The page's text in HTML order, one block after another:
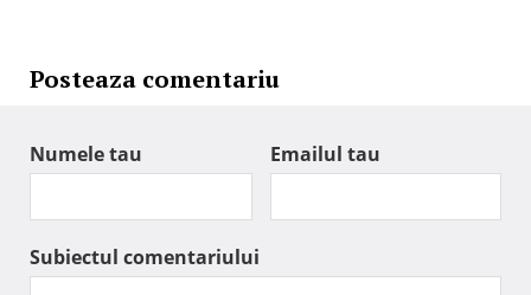
Posteaza comentariu
Numele tau Emailul tau
Subiectul comentariului